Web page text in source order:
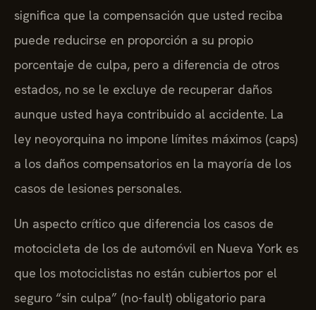
significa que la compensación que usted reciba
puede reducirse en proporción a su propio
porcentaje de culpa, pero a diferencia de otros
estados, no se le excluye de recuperar daños
aunque usted haya contribuido al accidente. La
ley neoyorquina no impone límites máximos (caps)
a los daños compensatorios en la mayoría de los
casos de lesiones personales.
Un aspecto crítico que diferencia los casos de
motocicleta de los de automóvil en Nueva York es
que los motociclistas no están cubiertos por el
seguro “sin culpa” (no-fault) obligatorio para